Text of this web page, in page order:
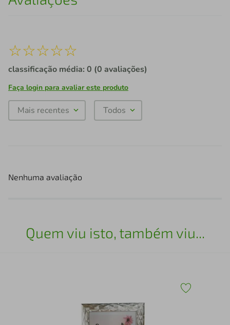
☆☆☆☆☆
classificação média: 0 (0 avaliações)
Faça login para avaliar este produto
Mais recentes Todos
Nenhuma avaliação
Quem viu isto, também viu...